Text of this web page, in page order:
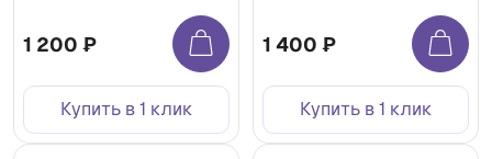
1 200 ₽
Купить в 1 клик
1 400 ₽
Купить в 1 клик